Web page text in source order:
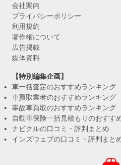
会社案内
プライバシーポリシー
利用規約
著作権について
広告掲載
媒体資料
【特別編集企画】
車一括査定のおすすめランキング
車買取業者のおすすめランキング
事故車買取のおすすめランキング
自動車保険一括見積もりのおすす
ナビクルの口コミ・評判まとめ
インズウェブの口コミ・評判まと